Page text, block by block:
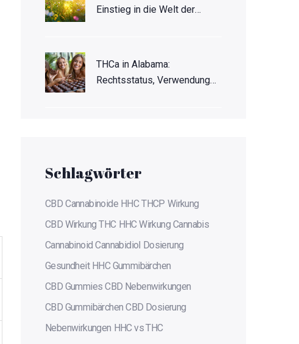
Einstieg in die Welt der
THCa in Alabama:
Rechtsstatus, Verwendung
Schlagwörter
CBD Cannabinoide HHC THCP Wirkung
CBD Wirkung THC HHC Wirkung Cannabis
Cannabinoid Cannabidiol Dosierung
Gesundheit HHC Gummibärchen
CBD Gummies CBD Nebenwirkungen
CBD Gummibärchen CBD Dosierung
Nebenwirkungen HHC vs THC